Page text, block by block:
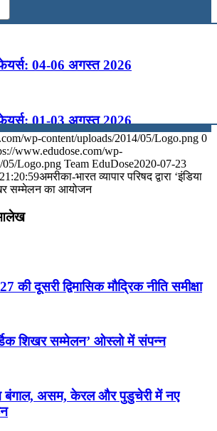
04-06 अगस्त 2026
01-03 अगस्त 2026
28-31 जुलाई 2026
22-24 जुलाई 2026
19-21 जुलाई 2026
16-18 जुलाई 2026
wp-content/uploads/2014/05/Logo.png 0
www.edudose.com/wp-
05/Logo.png Team EduDose2020-07-23
अमरीका-भारत व्यापार परिषद द्वारा ‘इंडिया
सम्मेलन का आयोजन
आलेख
की दूसरी द्विमासिक मौद्रिक नीति समीक्षा
शिखर सम्मेलन’ ओस्लो में संपन्न
बंगाल, असम, केरल और पुडुचेरी में नए